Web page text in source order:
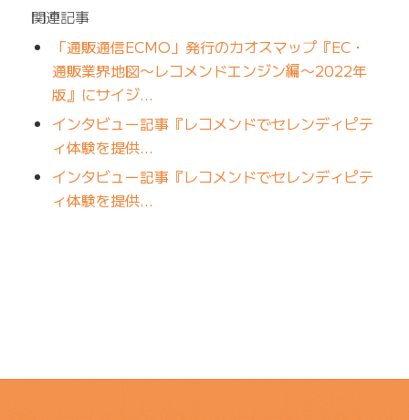
関連記事
「通販通信ECMO」発行のカオスマップ『EC・
通販業界地図〜レコメンドエンジン編〜2022年
版』にサイジ…
インタビュー記事『レコメンドでセレンディピテ
ィ体験を提供…
インタビュー記事『レコメンドでセレンディピテ
ィ体験を提供…